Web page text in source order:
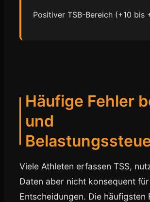
Positiver TSB-Bereich (+10 bis
Häufige Fehler
und
Viele Athleten erfassen TSS,
Daten aber nicht konsequent für
Entscheidungen. Die häufigsten